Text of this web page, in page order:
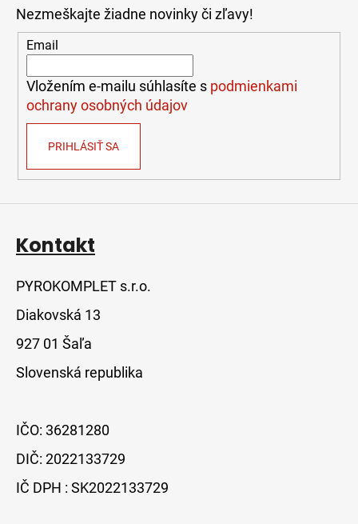
Nezmeškajte žiadne novinky či zľavy!
Email
Vložením e-mailu súhlasíte s podmienkami
ochrany osobných údajov
PRIHLÁSIŤ SA
Kontakt
PYROKOMPLET s.r.o.
Diakovská 13
927 01 Šaľa
Slovenská republika
IČO: 36281280
DIČ: 2022133729
IČ DPH : SK2022133729